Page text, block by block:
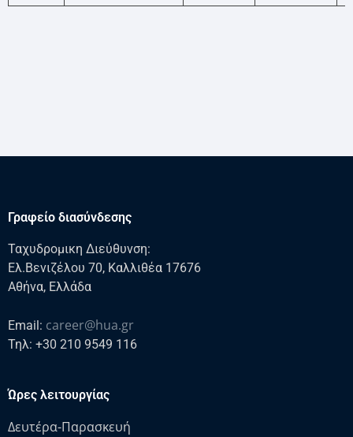
Γραφείο διασύνδεσης
Ταχυδρομικη Διεύθυνση:
Ελ.Βενιζέλου 70, Καλλιθέα 17676
Αθήνα, Ελλάδα
Email: career@hua.gr
Τηλ: +30 210 9549 116
Ώρες λειτουργίας
Δευτέρα-Παρασκευή